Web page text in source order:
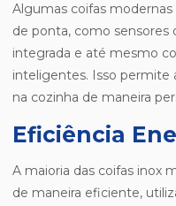
Algumas coifas
de ponta, como sensores
integrada e até mesmo
inteligentes. Isso permite
na cozinha de maneira
Eficiência
A maioria das coifas inox
de maneira eficiente,